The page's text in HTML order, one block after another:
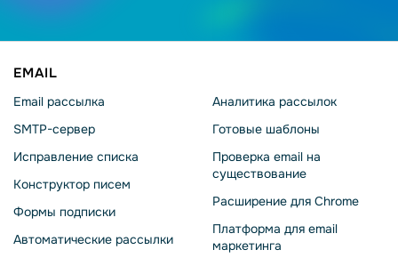
EMAIL
Email рассылка
SMTP-сервер
Исправление списка
Конструктор писем
Формы подписки
Автоматические рассылки
Аналитика рассылок
Готовые шаблоны
Проверка email на
существование
Расширение для Chrome
Платформа для email
маркетинга